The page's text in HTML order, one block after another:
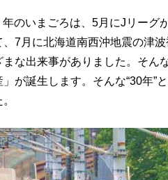
のいまごろは、5月にJリーグ
7月に北海道南西沖地震の津
な出来事がありました。そん
が誕生します。そんな“30年”